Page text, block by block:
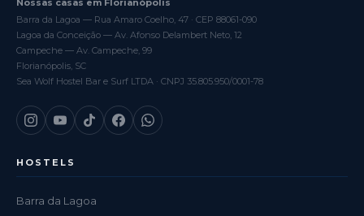
Nossas casas em Florianópolis
Barra da Lagoa — Rua Amaro Coelho, 47 · CEP 88061-090
Lagoa da Conceição — Av. Afonso Delambert Neto, 12
Campeche — Av. Campeche, 99
Florianópolis, SC
Sea Wolf Hostel Bar e Surf LTDA · CNPJ 35.805.950/0001-78
HOSTELS
Barra da Lagoa